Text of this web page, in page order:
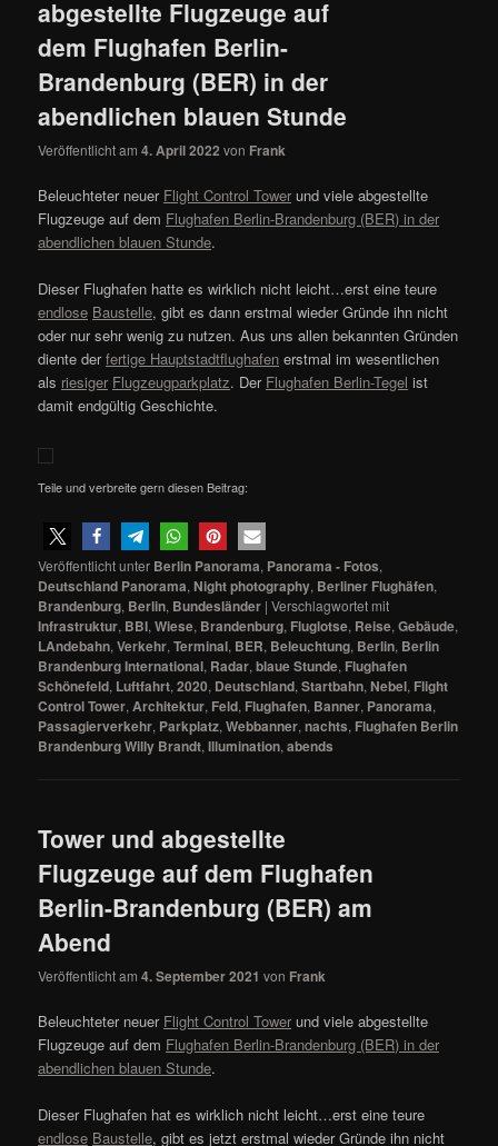
abgestellte Flugzeuge auf
dem Flughafen Berlin-
Brandenburg (BER) in der
abendlichen blauen Stunde
Veröffentlicht am4. April 2022 von Frank
Beleuchteter neuer Flight Control Tower und viele abgestellte
Flugzeuge auf dem Flughafen Berlin-Brandenburg (BER) in der
abendlichen blauen Stunde.
Dieser Flughafen hatte es wirklich nicht leicht…erst eine teure
endlose Baustelle, gibt es dann erstmal wieder Gründe ihn nicht
oder nur sehr wenig zu nutzen. Aus uns allen bekannten Gründen
diente derfertige Hauptstadtflughafen erstmal im wesentlichen
als riesiger Flugzeugparkplatz. Der Flughafen Berlin-Tegel ist
damit endgültig Geschichte.
Teile und verbreite gern diesen Beitrag:
Veröffentlicht unter Berlin Panorama, Panorama - Fotos,
Deutschland Panorama, Night photography, Berliner Flughäfen,
Brandenburg, Berlin, Bundesländer |Verschlagwortet mit
Infrastruktur, BBI,Wiese, Brandenburg, Fluglotse, Reise,Gebäude,
LAndebahn,Verkehr,Terminal, BER, Beleuchtung, Berlin, Berlin
Brandenburg International, Radar,blaue Stunde, Flughafen
Schönefeld, Luftfahrt,2020, Deutschland,Startbahn, Nebel, Flight
Control Tower, Architektur, Feld, Flughafen, Banner, Panorama,
Passagierverkehr, Parkplatz,Webbanner,nachts, Flughafen Berlin
Brandenburg Willy Brandt,Illumination,abends
Tower und abgestellte
Flugzeuge auf dem Flughafen
Berlin-Brandenburg (BER) am
Abend
Veröffentlicht am4. September 2021 von Frank
Beleuchteter neuer Flight Control Tower und viele abgestellte
Flugzeuge auf dem Flughafen Berlin-Brandenburg (BER) in der
abendlichen blauen Stunde.
Dieser Flughafen hat es wirklich nicht leicht…erst eine teure
endlose Baustelle, gibt es jetzt erstmal wieder Gründe ihn nicht